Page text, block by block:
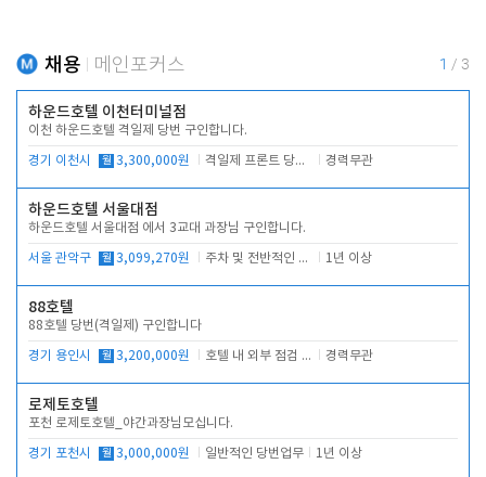
채용 메인포커스 1 / 3
하운드호텔 이천터미널점
이천 하운드호텔 격일제 당번 구인합니다.
경기 이천시 월 3,300,000원 격일제 프론트 당번 업무로 주차 및 객실 점검 경력무관
하운드호텔 서울대점
하운드호텔 서울대점 에서 3교대 과장님 구인합니다.
서울 관악구 월 3,099,270원 주차 및 전반적인 당번업무 1년 이상
88호텔
88호텔 당번(격일제) 구인합니다
경기 용인시 월 3,200,000원 호텔 내 외부 점검 및 프런트 운영 경력무관
로제토호텔
포천 로제토호텔_야간과장님모십니다.
경기 포천시 월 3,000,000원 일반적인 당번업무 1년 이상